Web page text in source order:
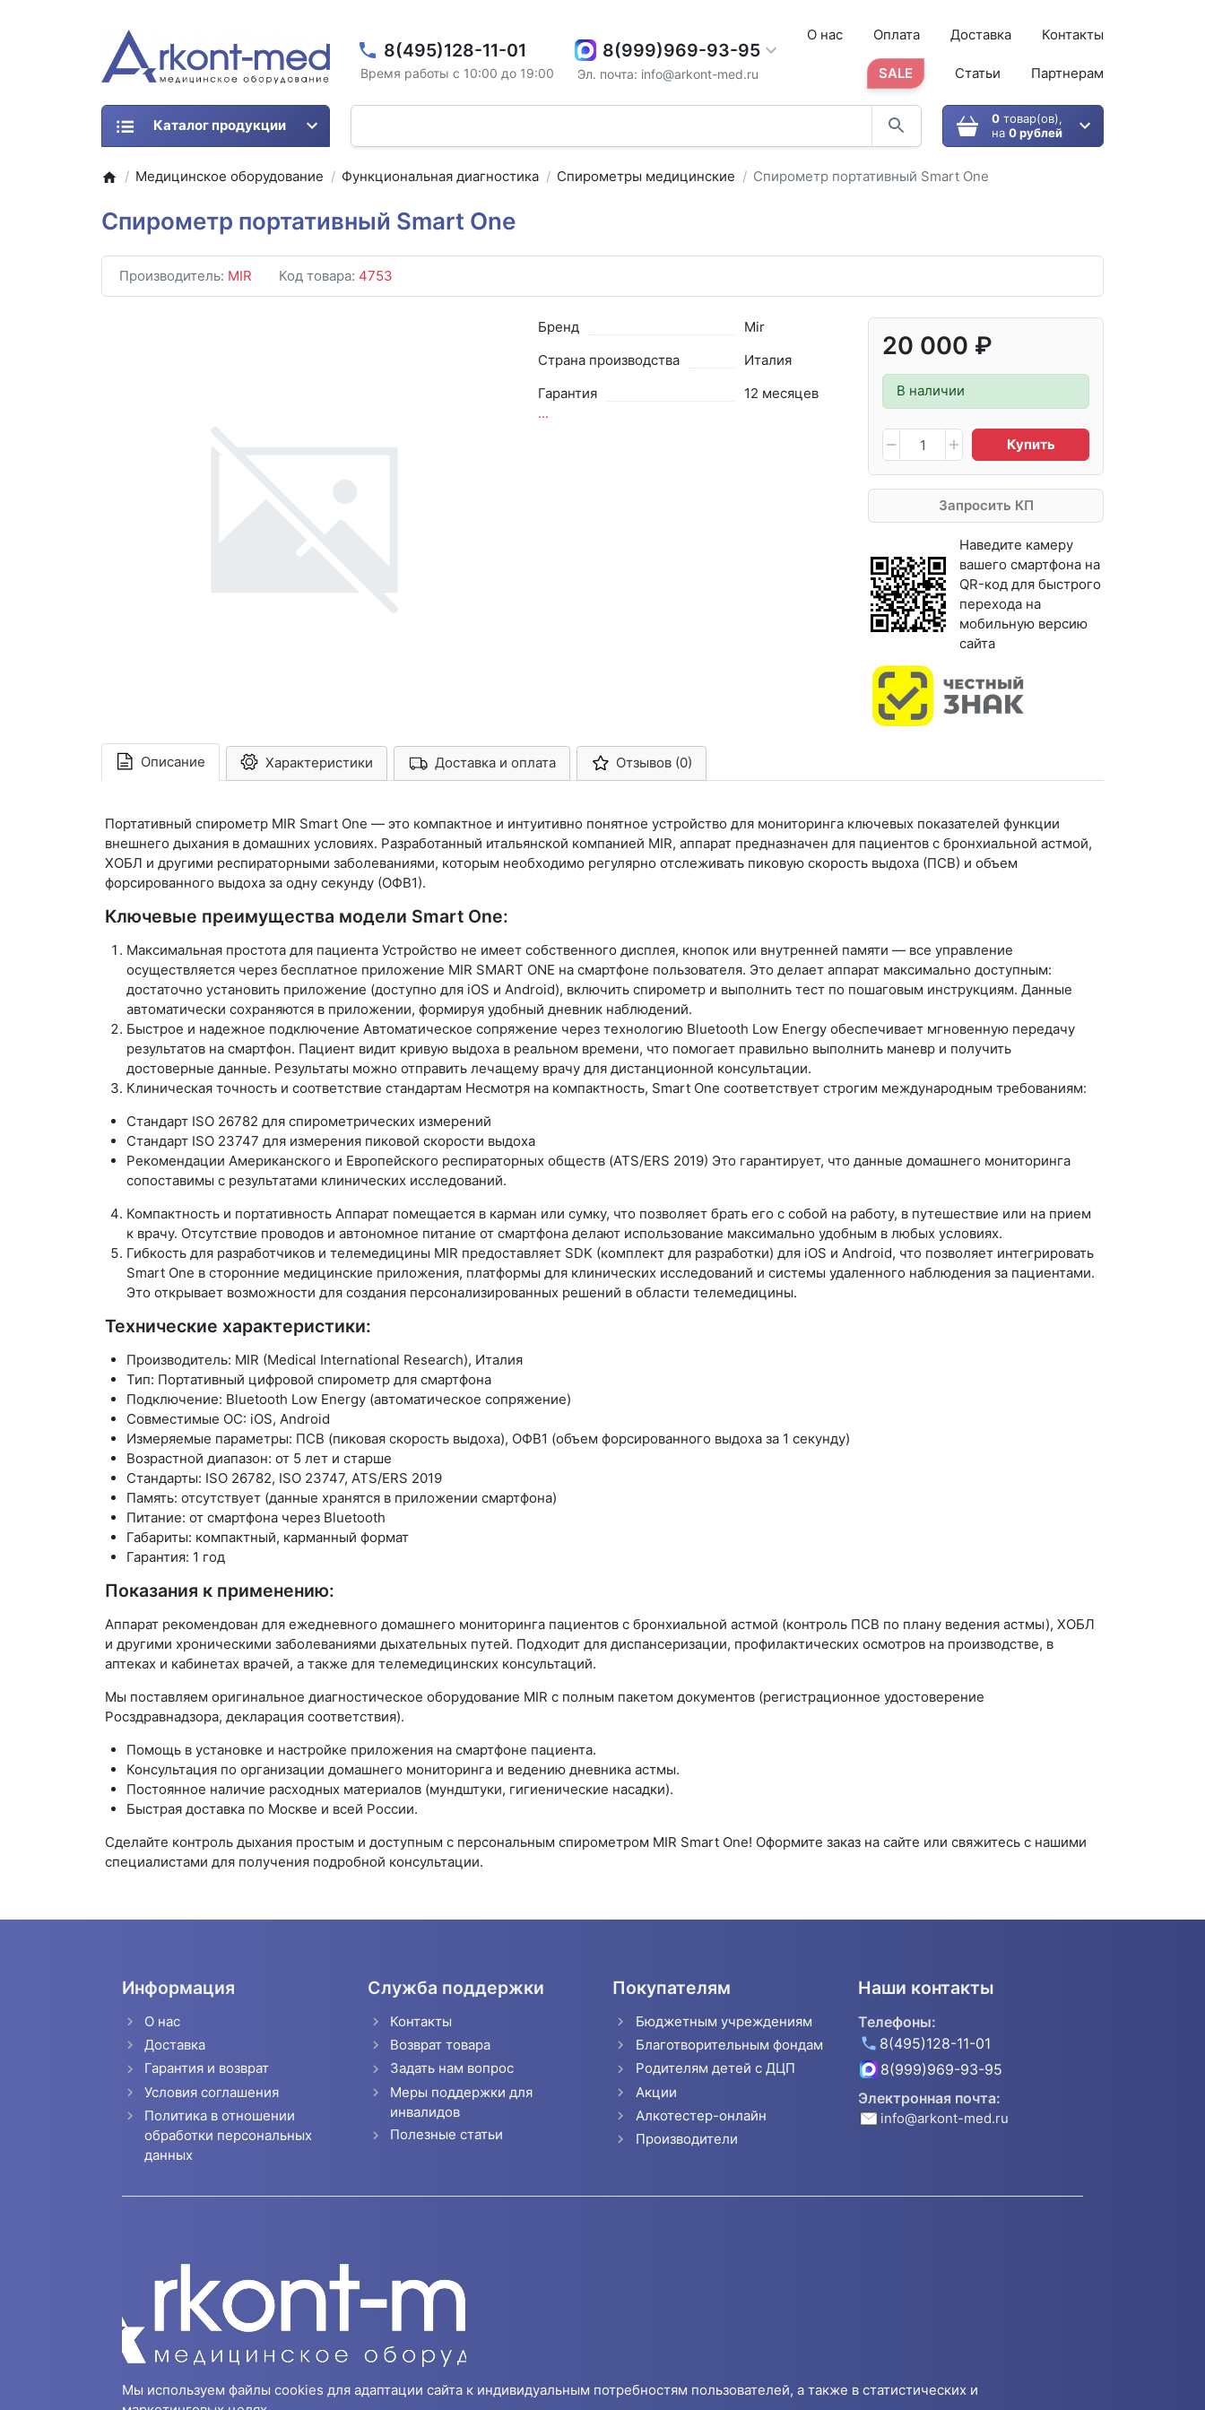
8(495)128-11-01
Время работы с 10:00 до 19:00
8(999)969-93-95
Эл. почта: info@arkont-med.ru
О нас Оплата Доставка Контакты
SALE Статьи Партнерам
0товар(ов),
на 0 рублей
Каталог продукции
Медицинское оборудование Функциональная диагностика Спирометры медицинские Спирометр портативный Smart One
Спирометр портативный Smart One
Производитель: MIR Код товара: 4753
20 000 ₽
В наличии
Купить
Запросить КП
Наведите камеру
вашего смартфона на
QR-код для быстрого
перехода на
мобильную версию
сайта
Бренд
Mir
Страна производства
Италия
Гарантия
12 месяцев
...
Описание Характеристики Арконт-Мед Доставка и оплата Отзывов (0)
Портативный спирометр MIR Smart One — это компактное и интуитивно понятное устройство для мониторинга ключевых показателей функции
внешнего дыхания в домашних условиях. Разработанный итальянской компанией MIR, аппарат предназначен для пациентов с бронхиальной астмой,
ХОБЛ и другими респираторными заболеваниями, которым необходимо регулярно отслеживать пиковую скорость выдоха (ПСВ) и объем
форсированного выдоха за одну секунду (ОФВ1).
Ключевые преимущества модели Smart One:
Максимальная простота для пациента Устройство не имеет собственного дисплея, кнопок или внутренней памяти — все управление
осуществляется через бесплатное приложение MIR SMART ONE на смартфоне пользователя. Это делает аппарат максимально доступным:
достаточно установить приложение (доступно для iOS и Android), включить спирометр и выполнить тест по пошаговым инструкциям. Данные
автоматически сохраняются в приложении, формируя удобный дневник наблюдений.
Быстрое и надежное подключение Автоматическое сопряжение через технологию Bluetooth Low Energy обеспечивает мгновенную передачу
результатов на смартфон. Пациент видит кривую выдоха в реальном времени, что помогает правильно выполнить маневр и получить
достоверные данные. Результаты можно отправить лечащему врачу для дистанционной консультации.
Клиническая точность и соответствие стандартам Несмотря на компактность, Smart One соответствует строгим международным требованиям:
Стандарт ISO 26782 для спирометрических измерений
Стандарт ISO 23747 для измерения пиковой скорости выдоха
Рекомендации Американского и Европейского респираторных обществ (ATS/ERS 2019) Это гарантирует, что данные домашнего мониторинга
сопоставимы с результатами клинических исследований.
Компактность и портативность Аппарат помещается в карман или сумку, что позволяет брать его с собой на работу, в путешествие или на прием
к врачу. Отсутствие проводов и автономное питание от смартфона делают использование максимально удобным в любых условиях.
Гибкость для разработчиков и телемедицины MIR предоставляет SDK (комплект для разработки) для iOS и Android, что позволяет интегрировать
Smart One в сторонние медицинские приложения, платформы для клинических исследований и системы удаленного наблюдения за пациентами.
Это открывает возможности для создания персонализированных решений в области телемедицины.
Технические характеристики:
Производитель: MIR (Medical International Research), Италия
Тип: Портативный цифровой спирометр для смартфона
Подключение: Bluetooth Low Energy (автоматическое сопряжение)
Совместимые ОС: iOS, Android
Измеряемые параметры: ПСВ (пиковая скорость выдоха), ОФВ1 (объем форсированного выдоха за 1 секунду)
Возрастной диапазон: от 5 лет и старше
Стандарты: ISO 26782, ISO 23747, ATS/ERS 2019
Память: отсутствует (данные хранятся в приложении смартфона)
Питание: от смартфона через Bluetooth
Габариты: компактный, карманный формат
Гарантия: 1 год
Показания к применению:
Аппарат рекомендован для ежедневного домашнего мониторинга пациентов с бронхиальной астмой (контроль ПСВ по плану ведения астмы), ХОБЛ
и другими хроническими заболеваниями дыхательных путей. Подходит для диспансеризации, профилактических осмотров на производстве, в
аптеках и кабинетах врачей, а также для телемедицинских консультаций.
Мы поставляем оригинальное диагностическое оборудование MIR с полным пакетом документов (регистрационное удостоверение
Росздравнадзора, декларация соответствия).
Помощь в установке и настройке приложения на смартфоне пациента.
Консультация по организации домашнего мониторинга и ведению дневника астмы.
Постоянное наличие расходных материалов (мундштуки, гигиенические насадки).
Быстрая доставка по Москве и всей России.
Сделайте контроль дыхания простым и доступным с персональным спирометром MIR Smart One! Оформите заказ на сайте или свяжитесь с нашими
специалистами для получения подробной консультации.
Информация
О нас
Доставка
Гарантия и возврат
Условия соглашения
Политика в отношении
обработки персональных
данных
Служба поддержки
Контакты
Возврат товара
Задать нам вопрос
Меры поддержки для
инвалидов
Полезные статьи
Покупателям
Бюджетным учреждениям
Благотворительным фондам
Родителям детей с ДЦП
Акции
Алкотестер-онлайн
Производители
Наши контакты
Телефоны:
8(495)128-11-01
8(999)969-93-95
Электронная почта:
info@arkont-med.ru
Мы используем файлы cookies для адаптации сайта к индивидуальным потребностям пользователей, а также в статистических и